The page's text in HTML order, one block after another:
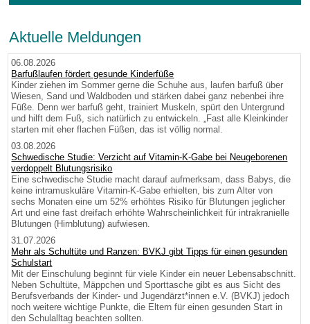
Aktuelle Meldungen
06.08.2026
Barfußlaufen fördert gesunde Kinderfüße
Kinder ziehen im Sommer gerne die Schuhe aus, laufen barfuß über
Wiesen, Sand und Waldboden und stärken dabei ganz nebenbei ihre
Füße. Denn wer barfuß geht, trainiert Muskeln, spürt den Untergrund
und hilft dem Fuß, sich natürlich zu entwickeln. „Fast alle Kleinkinder
starten mit eher flachen Füßen, das ist völlig normal.
03.08.2026
Schwedische Studie: Verzicht auf Vitamin-K-Gabe bei Neugeborenen
verdoppelt Blutungsrisiko
Eine schwedische Studie macht darauf aufmerksam, dass Babys, die
keine intramuskuläre Vitamin-K-Gabe erhielten, bis zum Alter von
sechs Monaten eine um 52% erhöhtes Risiko für Blutungen jeglicher
Art und eine fast dreifach erhöhte Wahrscheinlichkeit für intrakranielle
Blutungen (Hirnblutung) aufwiesen.
31.07.2026
Mehr als Schultüte und Ranzen: BVKJ gibt Tipps für einen gesunden
Schulstart
Mit der Einschulung beginnt für viele Kinder ein neuer Lebensabschnitt.
Neben Schultüte, Mäppchen und Sporttasche gibt es aus Sicht des
Berufsverbands der Kinder- und Jugendärzt*innen e.V. (BVKJ) jedoch
noch weitere wichtige Punkte, die Eltern für einen gesunden Start in
den Schulalltag beachten sollten.